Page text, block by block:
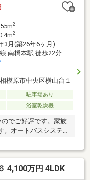
2
2
3月(築26年6ヶ月)
線 南橋本駅 徒歩22分
模原市中央区横山台１
駐車場あり
浴室乾燥機
でご好評です。家族
オートバスシステム
きに適切な温度です
から来訪者が確認でき
平米。設備や周辺環境
。アクセントとして
4,100万円 4LDK